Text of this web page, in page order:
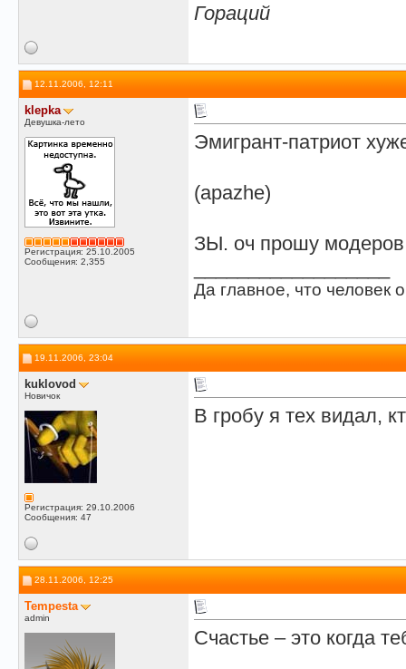
Гораций
12.11.2006, 12:11
klepka
Девушка-лето
Регистрация: 25.10.2005
Сообщения: 2,355
Эмигрант-патриот
(apazhe)
ЗЫ. оч прошу модеров
Да главное, что человек
19.11.2006, 23:04
kuklovod
Новичок
Регистрация: 29.10.2006
Сообщения: 47
В гробу я тех видал,
28.11.2006, 12:25
Tempesta
admin
Счастье – это когда